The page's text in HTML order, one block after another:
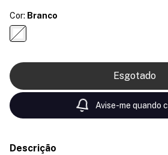
Cor: Branco
Avise-me quando
Descrição